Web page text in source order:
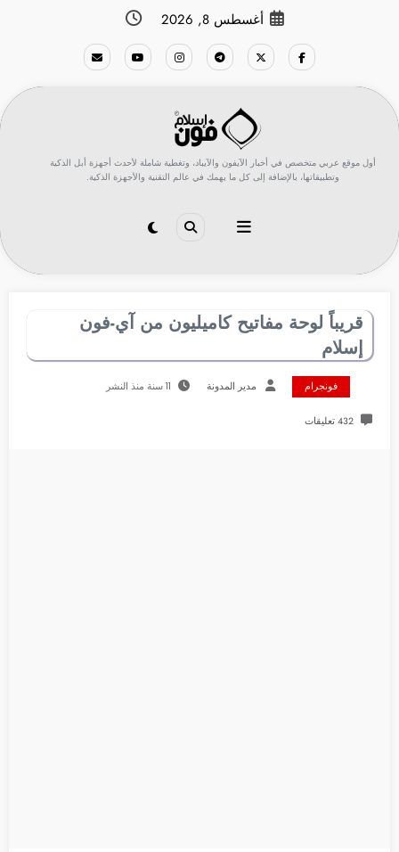
أغسطس 8, 2026
أول موقع عربي متخصص في أخبار الآيفون والآيباد، وتغطية شاملة لأحدث أجهزة أبل الذكية
وتطبيقاتها، بالإضافة إلى كل ما يهمك في عالم التقنية والأجهزة الذكية.
قريباً لوحة مفاتيح كاميليون من آي-فون
إسلام
فونجرام مدير المدونة 11 سنة منذ النشر
432 تعليقات